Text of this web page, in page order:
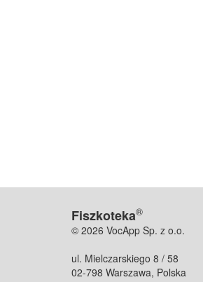
Fiszkoteka®
© 2026 VocApp Sp. z o.o.
ul. Mielczarskiego 8 / 58
02-798 Warszawa, Polska